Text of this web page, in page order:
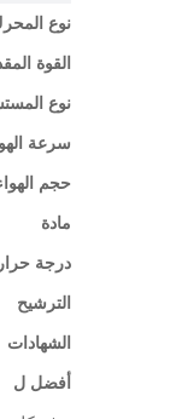
نوع
القوة
نوع
سرعة
حجم
مادة
درجة
الترشيح
الشهادات
أفضل ل